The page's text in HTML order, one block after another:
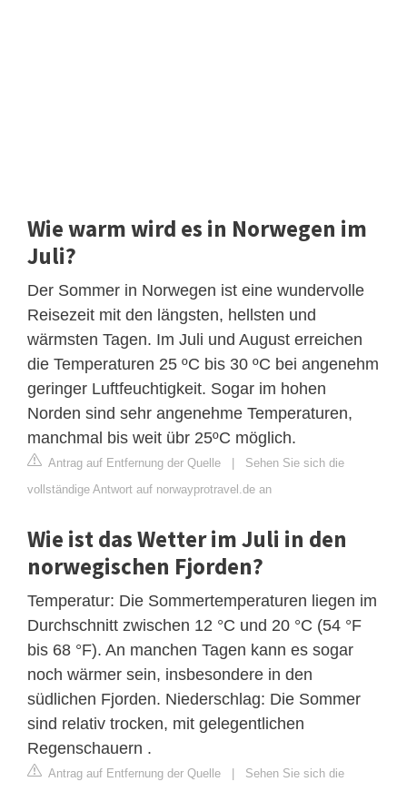
Wie warm wird es in Norwegen im
Juli?
Der Sommer in Norwegen ist eine wundervolle
Reisezeit mit den längsten, hellsten und
wärmsten Tagen. Im Juli und August erreichen
die Temperaturen 25 ºC bis 30 ºC bei angenehm
geringer Luftfeuchtigkeit. Sogar im hohen
Norden sind sehr angenehme Temperaturen,
manchmal bis weit übr 25ºC möglich.
Antrag auf Entfernung der Quelle
Sehen Sie sich die
vollständige Antwort auf norwayprotravel.de an
Wie ist das Wetter im Juli in den
norwegischen Fjorden?
Temperatur: Die Sommertemperaturen liegen im
Durchschnitt zwischen 12 °C und 20 °C (54 °F
bis 68 °F). An manchen Tagen kann es sogar
noch wärmer sein, insbesondere in den
südlichen Fjorden. Niederschlag: Die Sommer
sind relativ trocken, mit gelegentlichen
Regenschauern .
Antrag auf Entfernung der Quelle
Sehen Sie sich die